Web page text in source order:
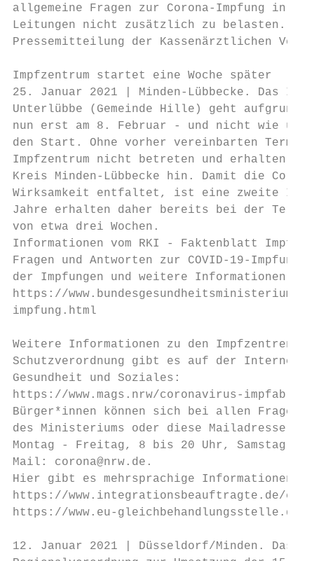
allgemeine Fragen zur Corona-Impfung in
Leitungen nicht zusätzlich zu belasten.
Pressemitteilung der Kassenärztlichen
Impfzentrum startet eine Woche später
25. Januar 2021 | Minden-Lübbecke. Das
Unterlübbe (Gemeinde Hille) geht aufgrund
nun erst am 8. Februar - und nicht wie
den Start. Ohne vorher vereinbarten Termin
Impfzentrum nicht betreten und erhalten
Kreis Minden-Lübbecke hin. Damit die
Wirksamkeit entfaltet, ist eine zweite
Jahre erhalten daher bereits bei der
von etwa drei Wochen.
Informationen vom RKI - Faktenblatt Impfung
Fragen und Antworten zur COVID-19-
der Impfungen und weitere Informationen
https://
impfung.html
Weitere Informationen zu den Impfzentren in
Schutzverordnung gibt es auf der
Gesundheit und Soziales:
https://www.mags.nrw/coronavirus-impfablauf
Bürger*innen können sich bei allen Fragen
des Ministeriums oder diese Mailadresse
Montag - Freitag, 8 bis 20 Uhr, Samstag
Mail: corona@nrw.de.
Hier gibt es mehrsprachige Informationen:
https://www.integrationsbeauftragte.de/
https://www.eu-gleichbehandlungsstelle.de/
12. Januar 2021 | Düsseldorf/Minden. Das